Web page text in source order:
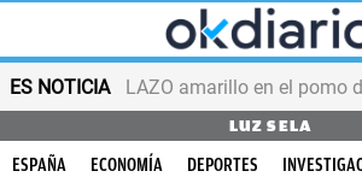
ES NOTICIA LAZO amarillo en el pomo
LUZ SELA
ESPAÑA ECONOMÍA DEPORTES